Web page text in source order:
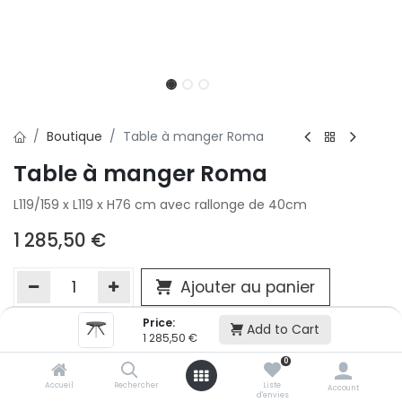
Price:
1 285,50 € Add to Cart
Accueil Rechercher
0
Liste
d'envies
Account
Boutique Table à manger Roma
Table à manger Roma
L119/159 x L119 x H76 cm avec rallonge de 40cm
1 285,50 €
Ajouter au panier
Ajouter à la liste d'envie
Si vous ne pouvez pas ajouter cet article dans votre panier
victime de son succès et momentanément indisponible.